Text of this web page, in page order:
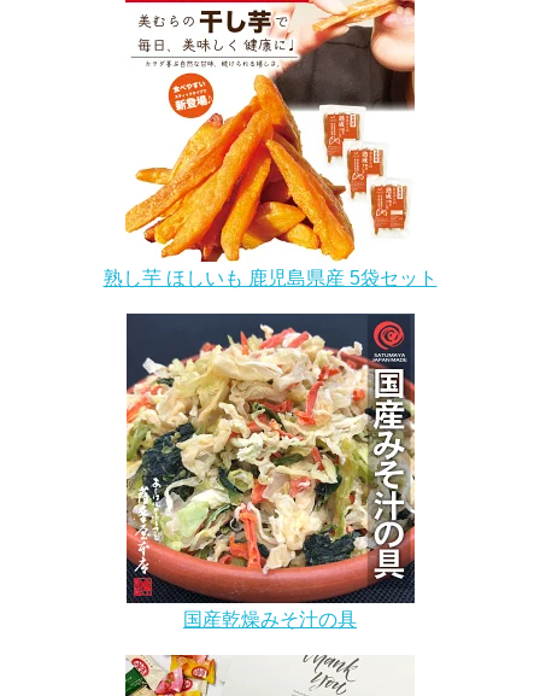
熟し芋 ほしいも 鹿児島県産 5袋セット
国産乾燥みそ汁の具